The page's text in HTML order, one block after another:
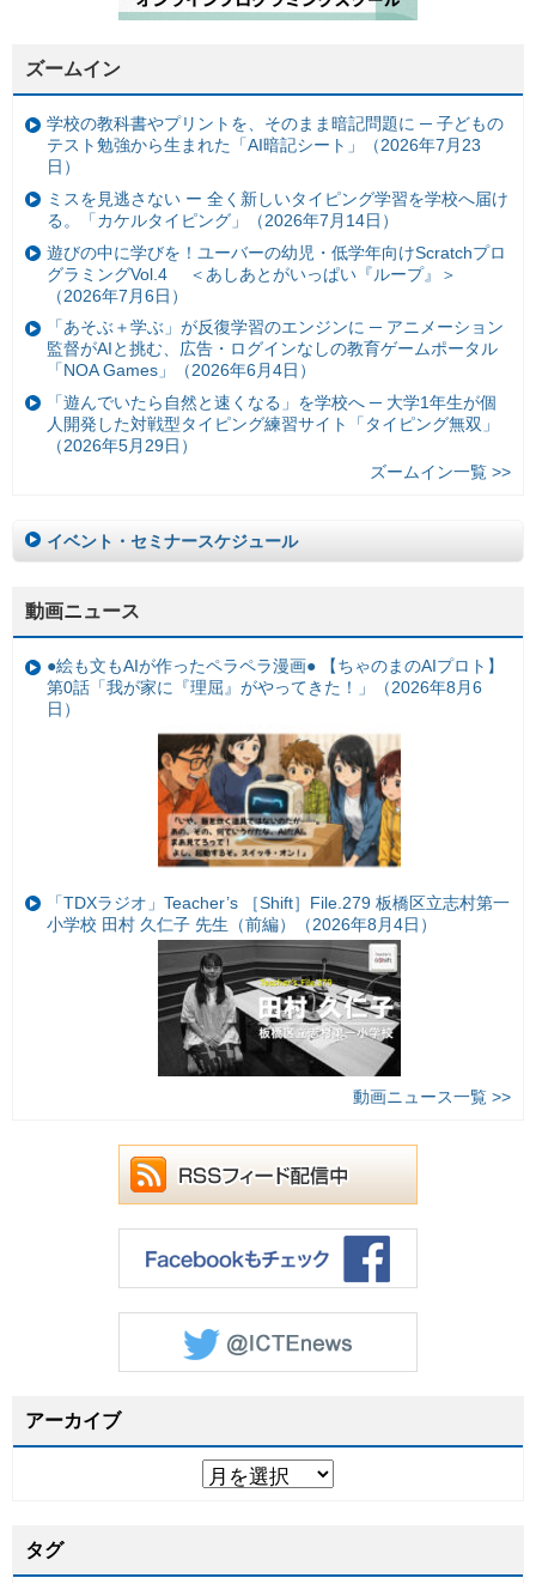
ズームイン
学校の教科書やプリントを、そのまま暗記問題に ─ 子どもの
テスト勉強から生まれた「AI暗記シート」（2026年7月23
日）
ミスを見逃さない ー 全く新しいタイピング学習を学校へ届け
る。「カケルタイピング」（2026年7月14日）
遊びの中に学びを！ユーバーの幼児・低学年向けScratchプロ
グラミングVol.4 ＜あしあとがいっぱい『ループ』＞
（2026年7月6日）
「あそぶ＋学ぶ」が反復学習のエンジンに ─ アニメーション
監督がAIと挑む、広告・ログインなしの教育ゲームポータル
「NOA Games」（2026年6月4日）
「遊んでいたら自然と速くなる」を学校へ ─ 大学1年生が個
人開発した対戦型タイピング練習サイト「タイピング無双」
（2026年5月29日）
ズームイン一覧 >>
イベント・セミナースケジュール
動画ニュース
●絵も文もAIが作ったペラペラ漫画● 【ちゃのまのAIプロト】
第0話「我が家に『理屈』がやってきた！」（2026年8月6
日）
「TDXラジオ」Teacher’s ［Shift］File.279 板橋区立志村第一
小学校 田村 久仁子 先生（前編）（2026年8月4日）
動画ニュース一覧 >>
アーカイブ
タグ